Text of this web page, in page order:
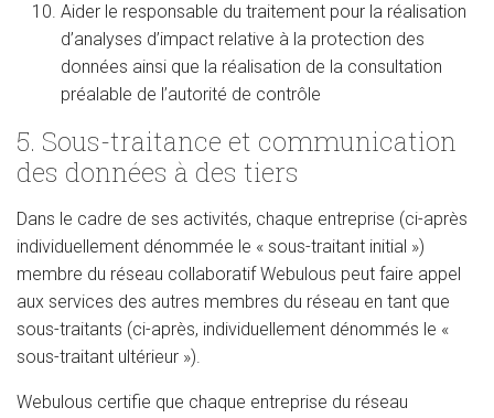
Aider le responsable du traitement pour la réalisation
d’analyses d’impact relative à la protection des
données ainsi que la réalisation de la consultation
préalable de l’autorité de contrôle
5. Sous-traitance et communication
des données à des tiers
Dans le cadre de ses activités, chaque entreprise (ci-après
individuellement dénommée le « sous-traitant initial »)
membre du réseau collaboratif Webulous peut faire appel
aux services des autres membres du réseau en tant que
sous-traitants (ci-après, individuellement dénommés le «
sous-traitant ultérieur »).
Webulous certifie que chaque entreprise du réseau